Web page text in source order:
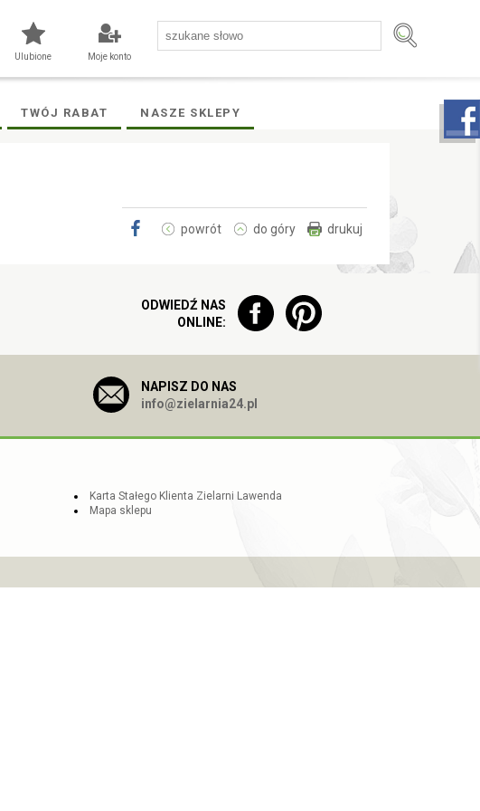
Moje konto
Ulubione
TWÓJ RABAT NASZE SKLEPY
powrót do góry drukuj
ODWIEDŹ NAS
ONLINE:
NAPISZ DO NAS
info@zielarnia24.pl
Karta Stałego Klienta Zielarni Lawenda
Mapa sklepu